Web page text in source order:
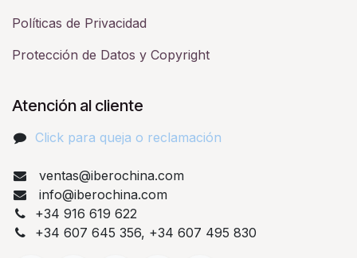
Políticas de Privacidad
Protección de Datos y Copyright
Atención al cliente
Click para queja o reclamación​
ventas@iberochina.com
info@iberochina.com
+34 916 619 622
+34 607 645 356, +34 607 495 830